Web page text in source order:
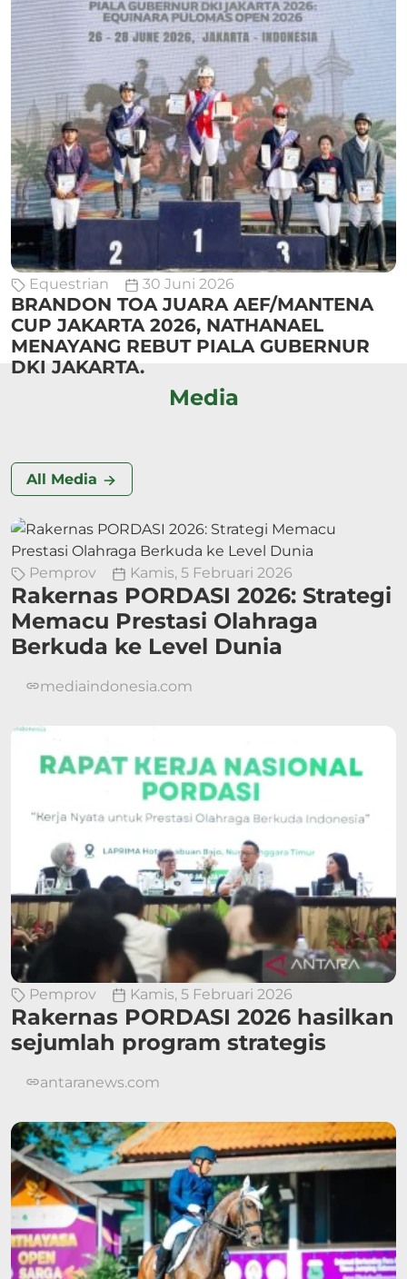
Equestrian 30 Juni 2026
BRANDON TOA JUARA AEF/MANTENA
CUP JAKARTA 2026, NATHANAEL
MENAYANG REBUT PIALA GUBERNUR
DKI JAKARTA.
Media
All Media
Pemprov Kamis, 5 Februari 2026
Rakernas PORDASI 2026: Strategi
Memacu Prestasi Olahraga
Berkuda ke Level Dunia
mediaindonesia.com
Pemprov Kamis, 5 Februari 2026
Rakernas PORDASI 2026 hasilkan
sejumlah program strategis
antaranews.com